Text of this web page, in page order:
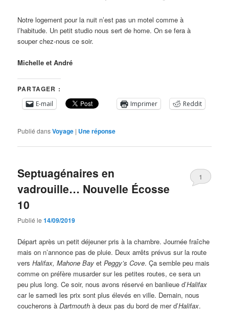
Notre logement pour la nuit n’est pas un motel comme à
l’habitude. Un petit studio nous sert de home. On se fera à
souper chez-nous ce soir.
Michelle et André
PARTAGER :
E-mail Imprimer Reddit
Publié dansVoyage | Uneréponse
Septuagénaires en
vadrouille… Nouvelle Écosse
10
Publié le14/09/2019
1
Départ après un petit déjeuner pris à la chambre. Journée fraîche
mais on n’annonce pas de pluie. Deux arrêts prévus sur la route
versHalifax, Mahone Bay etPeggy’s Cove. Ça semble peu mais
comme on préfère musarder sur les petites routes, ce sera un
peu plus long. Ce soir, nous avons réservé en banlieue d’Halifax
car le samedi les prix sont plus élevés en ville. Demain, nous
coucherons àDartmouth à deux pas du bord de mer d’Halifax.